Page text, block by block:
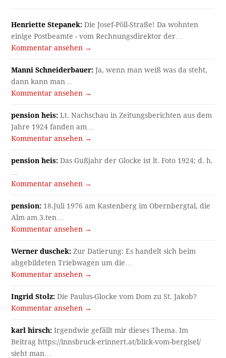
Henriette Stepanek: Die Josef-Pöll-Straße! Da wohnten
einige Postbeamte - vom Rechnungsdirektor der…
Kommentar ansehen →
Manni Schneiderbauer: Ja, wenn man weiß was da steht,
dann kann man…
Kommentar ansehen →
pension heis: Lt. Nachschau in Zeitungsberichten aus dem
Jahre 1924 fanden am…
Kommentar ansehen →
pension heis: Das Gußjahr der Glocke ist lt. Foto 1924; d. h.
Kommentar ansehen →
pension: 18.Juli 1976 am Kastenberg im Obernbergtal, die
Alm am 3.ten…
Kommentar ansehen →
Werner duschek: Zur Datierung: Es handelt sich beim
abgebildeten Triebwagen um die…
Kommentar ansehen →
Ingrid Stolz: Die Paulus-Glocke vom Dom zu St. Jakob?
Kommentar ansehen →
karl hirsch: Irgendwie gefällt mir dieses Thema. Im
Beitrag https://innsbruck-erinnert.at/blick-vom-bergisel/
sieht man…